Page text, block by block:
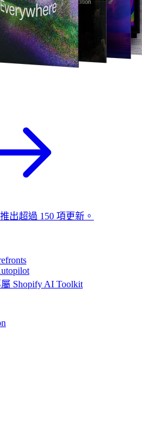
出超過 150 項更新。
Shopify AI Toolkit